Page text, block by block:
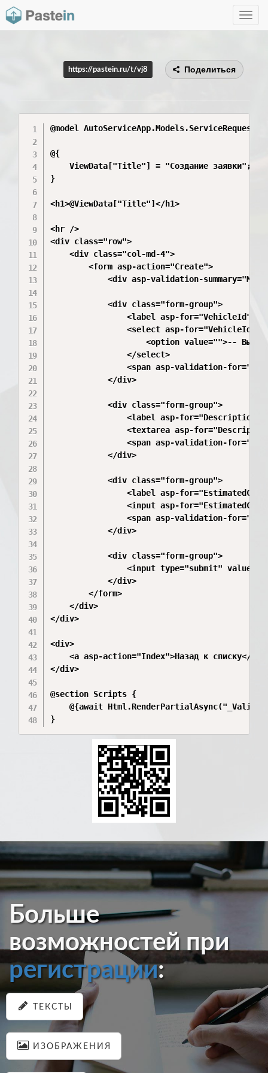
Toggle
https://pastein.ru/t/vj8 Поделиться
@model AutoServiceApp.Models.ServiceRequest
@{
    ViewData["Title"] = "Создание заявки";
}
<h1>@ViewData["Title"]</h1>
<hr />
<div class="row">
    <div class="col-md-4">
        <form asp-action="Create">
<div asp-validation-
            <div class="form-group">
<label asp-for="VehicleId"
<select asp-for="VehicleId"
<option value="">--
                </select>
<span asp-validation-
            </div>
            <div class="form-group">
<label asp-for="Description"
<textarea asp-
<span asp-validation-
            </div>
            <div class="form-group">
<label asp-
<input asp-
<span asp-validation-
            </div>
            <div class="form-group">
<input type="submit"
            </div>
        </form>
    </div>
</div>
<div>
    <a asp-action="Index">Назад к списку</a>
</div>
@section Scripts {
@{await
}
Больше
возможностей при
регистрации:
ТЕКСТЫ
ИЗОБРАЖЕНИЯ